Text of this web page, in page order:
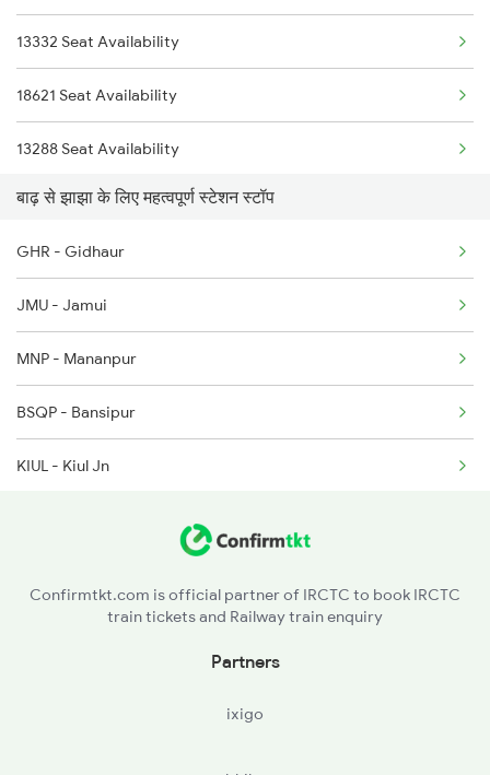
13332 Seat Availability
18621 Seat Availability
13288 Seat Availability
12352 Seat Availability
13048 Seat Availability
बाढ़ से झाझा के लिए महत्वपूर्ण स्टेशन स्टॉप
GHR - Gidhaur
JMU - Jamui
MNP - Mananpur
BSQP - Bansipur
KIUL - Kiul Jn
BRYA - Barhiya
Confirmtkt.com is official partner of IRCTC to book IRCTC
train tickets and Railway train enquiry
Partners
ixigo